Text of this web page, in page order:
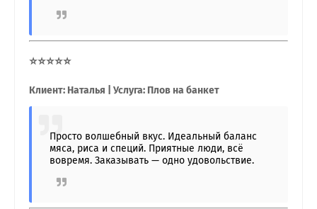
⭐⭐⭐⭐⭐
Клиент: Наталья | Услуга: Плов на банкет
Просто волшебный вкус. Идеальный баланс
мяса, риса и специй. Приятные люди, всё
вовремя. Заказывать — одно удовольствие.